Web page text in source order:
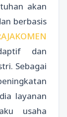
akan
berbasis
dan
Sebagai
layanan
usaha